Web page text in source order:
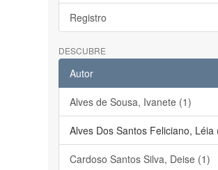
Registro
DESCUBRE
Autor
Alves de Sousa, Ivanete (1)
Alves Dos Santos Feliciano, Léia
Cardoso Santos Silva, Deise (1)